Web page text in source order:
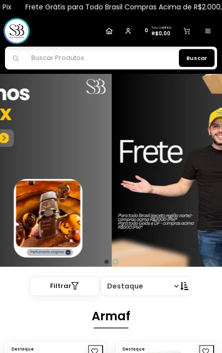
Frete Grátis para Todo Brasil Compras Acima de R$2.000,00
0 Seu carrinho
R$0,00
Buscar
Filtrar
Armaf
Destaque Destaque
GeisielycomprouBody Splash Latiffa Feminino
Pedido de R$ 725,44